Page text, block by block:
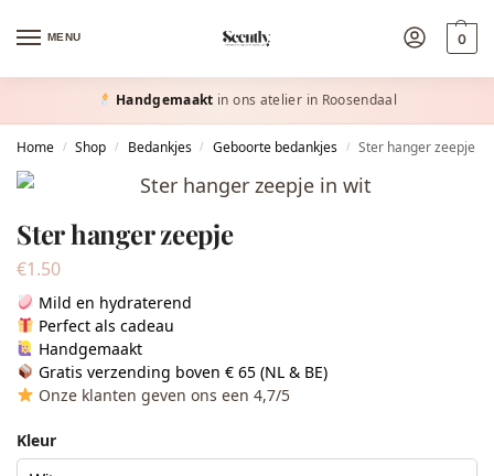
MENU 0
Handgemaakt in ons atelier in Roosendaal
Home / Shop / Bedankjes / Geboorte bedankjes / Ster hanger zeepje
Ster hanger zeepje
€1.50
Mild en hydraterend
Perfect als cadeau
Handgemaakt
Gratis verzending boven € 65 (NL & BE)
Onze klanten geven ons een 4,7/5
Kleur